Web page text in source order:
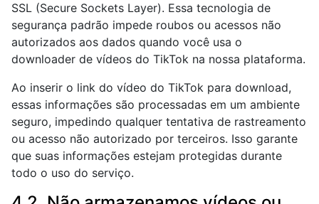
SSL (Secure Sockets Layer). Essa tecnologia de
segurança padrão impede roubos ou acessos não
autorizados aos dados quando você usa o
downloader de vídeos do TikTok na nossa plataforma.
Ao inserir o link do vídeo do TikTok para download,
essas informações são processadas em um ambiente
seguro, impedindo qualquer tentativa de rastreamento
ou acesso não autorizado por terceiros. Isso garante
que suas informações estejam protegidas durante
todo o uso do serviço.